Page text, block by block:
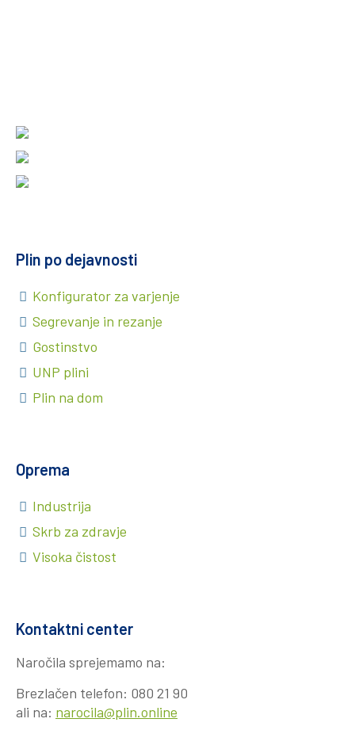
Plin po dejavnosti
Konfigurator za varjenje
Segrevanje in rezanje
Gostinstvo
UNP plini
Plin na dom
Oprema
Industrija
Skrb za zdravje
Visoka čistost
Kontaktni center
Naročila sprejemamo na:
Brezlačen telefon: 080 21 90
ali na: narocila@plin.online